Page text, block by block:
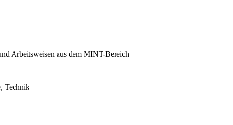
Arbeitsweisen aus dem MINT-Bereich
Technik